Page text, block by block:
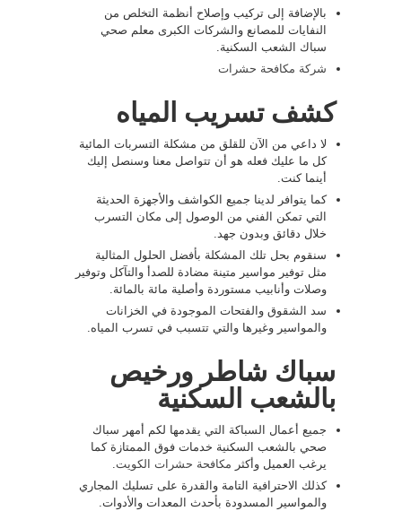
بالإضافة إلى تركيب وإصلاح أنظمة التخلص من
النفايات للمصانع والشركات الكبرى معلم صحي
سباك الشعب السكنية.
شركة مكافحة حشرات
كشف تسريب المياه
لا داعي من الآن للقلق من مشكلة التسربات المائية
كل ما عليك فعله هو أن تتواصل معنا وسنصل إليك
أينما كنت.
كما يتوافر لدينا جميع الكواشف والأجهزة الحديثة
التي تمكن الفني من الوصول إلى مكان التسرب
خلال دقائق وبدون جهد.
سنقوم بحل تلك المشكلة بأفضل الحلول المثالية
مثل توفير مواسير متينة مضادة للصدأ والتآكل وتوفير
وصلات وأنابيب مستوردة وأصلية مائة بالمائة.
سد الشقوق والفتحات الموجودة في الخزانات
والمواسير وغيرها والتي تتسبب في تسرب المياه.
سباك شاطر ورخيص
بالشعب السكنية
جميع أعمال السباكة التي يقدمها لكم أمهر سباك
صحي بالشعب السكنية خدمات فوق الممتازة كما
يرغب العميل وأكثر مكافحة حشرات الكويت.
كذلك الاحترافية التامة والقدرة على تسليك المجاري
والمواسير المسدودة بأحدث المعدات والأدوات.